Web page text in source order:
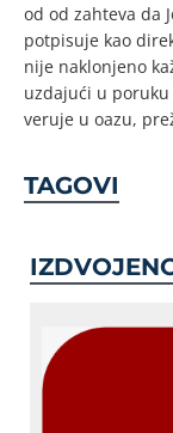
od od zahteva da
potpisuje kao
nije naklonjeno
uzdajući u
veruje u oazu,
TAGOVI